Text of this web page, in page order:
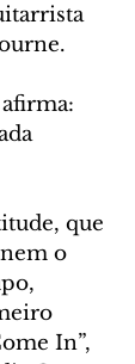
que
o
In”,